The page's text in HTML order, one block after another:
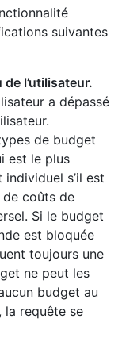
suivantes
l’utilisateur.
a dépassé
de budget
est le plus
s’il est
coûts de
Si le budget
est bloquée
toujours une
ne peut les
budget au
la requête se